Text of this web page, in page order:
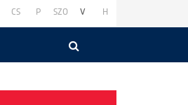
CS P SZO V H